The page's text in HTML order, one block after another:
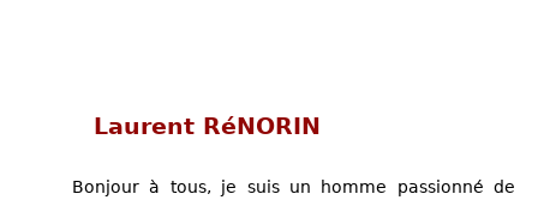
Laurent RéNORIN
Bonjour à tous, je suis un homme passionné de